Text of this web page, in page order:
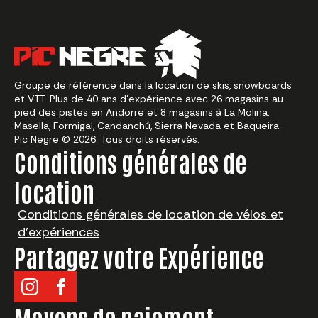
Groupe de référence dans la location de skis, snowboards
et VTT. Plus de 40 ans d’expérience avec 26 magasins au
pied des pistes en Andorre et 8 magasins à La Molina,
Masella, Formigal, Candanchú, Sierra Nevada et Baqueira.
Pic Negre © 2026. Tous droits réservés.
Conditions générales de
location
Conditions générales de location de vélos et
d’expériences
Partagez votre Expérience